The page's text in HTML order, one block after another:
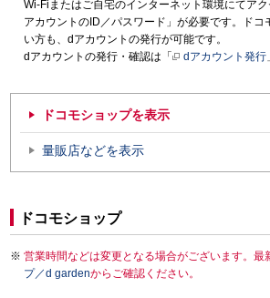
Wi-Fiまたはご自宅のインターネット環境にてア
アカウントのID／パスワード」が必要です。ドコ
い方も、dアカウントの発行が可能です。
dアカウントの発行・確認は「
dアカウント発行
ドコモショップを表示
量販店などを表示
ドコモショップ
営業時間などは変更となる場合がございます。最
プ／d gardenからご確認ください。